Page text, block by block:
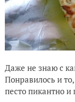
Даже не знаю с
Понравилось и
песто пикантно и